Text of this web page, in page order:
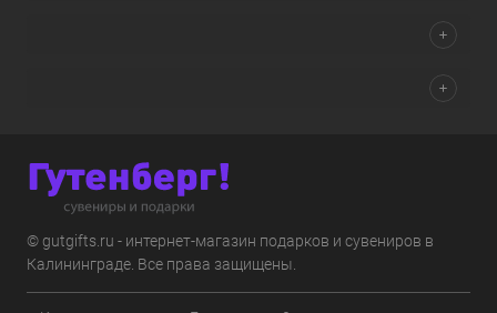
© gutgifts.ru - интернет-магазин подарков и сувениров в
Калининграде. Все права защищены.